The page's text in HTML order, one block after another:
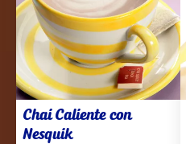
Chai Caliente con
Nesquik